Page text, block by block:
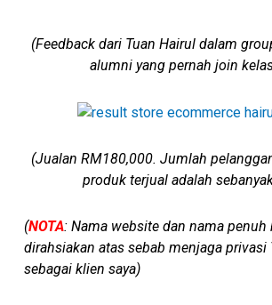
(Feedback dari Tuan Hairul dalam
alumni yang pernah join
(Jualan RM180,000. Jumlah
produk terjual adalah
(NOTA: Nama website dan nama penuh
dirahsiakan atas sebab menjaga privasi
sebagai klien saya)